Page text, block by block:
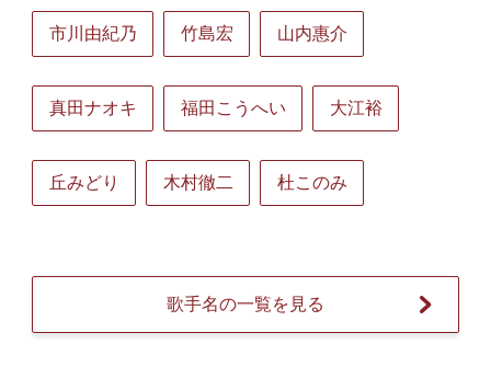
市川由紀乃 竹島宏 山内惠介
真田ナオキ 福田こうへい 大江裕
丘みどり 木村徹二 杜このみ
歌手名の一覧を見る